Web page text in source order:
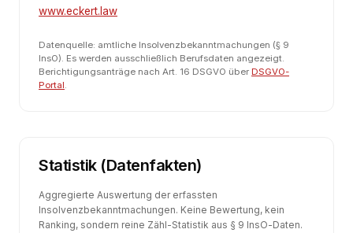
www.eckert.law
Datenquelle: amtliche Insolvenzbekanntmachungen (§ 9
InsO). Es werden ausschließlich Berufsdaten angezeigt.
Berichtigungsanträge nach Art. 16 DSGVO über DSGVO-
Portal.
Statistik (Datenfakten)
Aggregierte Auswertung der erfassten
Insolvenzbekanntmachungen. Keine Bewertung, kein
Ranking, sondern reine Zähl-Statistik aus § 9 InsO-Daten.